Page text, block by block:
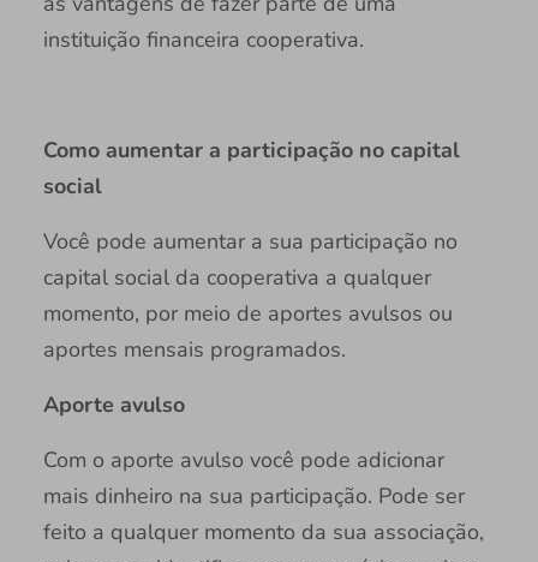
instituição financeira cooperativa.
Como aumentar a participação no capital
social
Você pode aumentar a sua participação no
capital social da cooperativa a qualquer
momento, por meio de aportes avulsos ou
aportes mensais programados.
Aporte avulso
Com o aporte avulso você pode adicionar
mais dinheiro na sua participação. Pode ser
feito a qualquer momento da sua associação,